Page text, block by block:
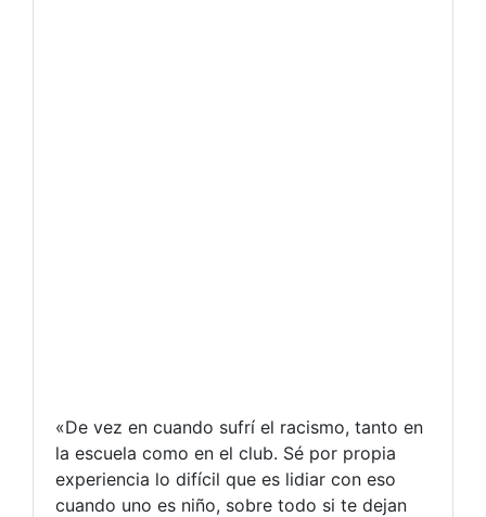
«De vez en cuando sufrí el racismo, tanto en
la escuela como en el club. Sé por propia
experiencia lo difícil que es lidiar con eso
cuando uno es niño, sobre todo si te dejan